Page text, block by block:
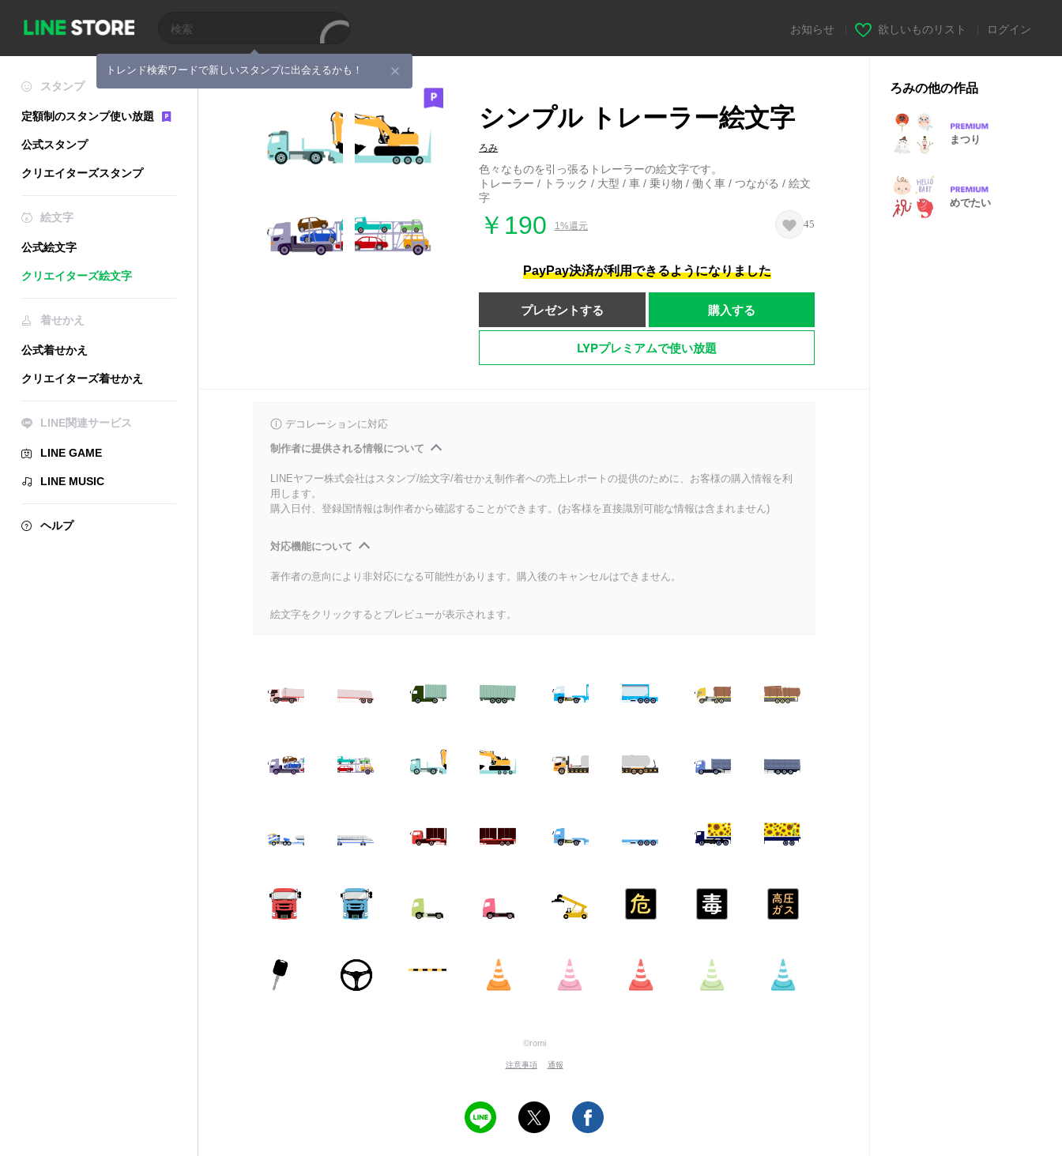
トレンド検索ワードで新しいスタンプに出会えるかも！
お知らせ 欲しいものリスト ログイン
スタンプ
定額制のスタンプ使い放題
公式スタンプ
クリエイターズスタンプ
絵文字
公式絵文字
クリエイターズ絵文字
着せかえ
公式着せかえ
クリエイターズ着せかえ
LINE関連サービス
LINE GAME
LINE MUSIC
ヘルプ
シンプル トレーラー絵文字
ろみ
色々なものを引っ張るトレーラーの絵文字です。
トレーラー / トラック / 大型 / 車 / 乗り物 / 働く車 / つながる / 絵文
字
￥190 1%還元 45
PayPay決済が利用できるようになりました
プレゼントする 購入する
LYPプレミアムで使い放題
デコレーションに対応
制作者に提供される情報について
LINEヤフー株式会社はスタンプ/絵文字/着せかえ制作者への売上レポートの提供のために、お客様の購入情報を利
用します。
購入日付、登録国情報は制作者から確認することができます。(お客様を直接識別可能な情報は含まれません)
対応機能について
著作者の意向により非対応になる可能性があります。購入後のキャンセルはできません。
絵文字をクリックするとプレビューが表示されます。
©romi
注意事項 通報
ろみの他の作品
まつり
めでたい